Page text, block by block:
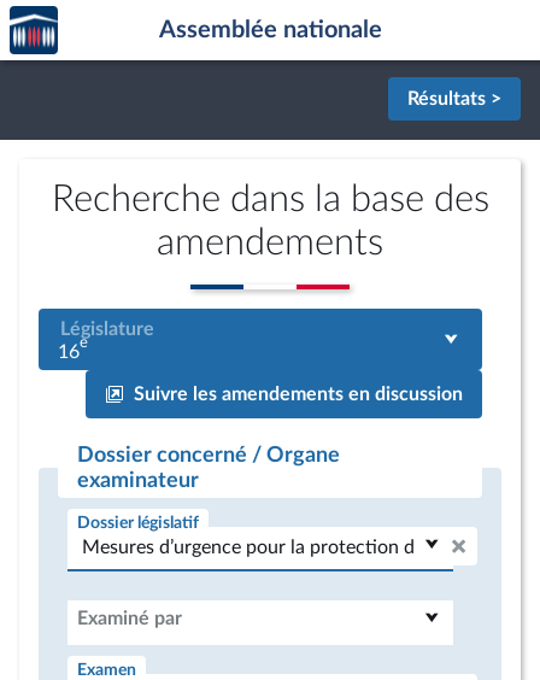
Aller au contenu
Aller en bas de la page
Accèder
à la
page
Assemblée nationale
Résultats >
Recherche dans la base des
amendements
Législature
16e
Suivre les amendements en discussion
Dossier concerné / Organe
examinateur
Dossier législatif
Examiné par
Examen